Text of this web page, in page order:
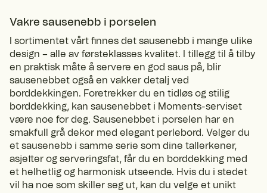
Vakre sausenebb i porselen
I sortimentet vårt finnes det sausenebb i mange ulike
design – alle av førsteklasses kvalitet. I tillegg til å tilby
en praktisk måte å servere en god saus på, blir
sausenebbet også en vakker detalj ved
borddekkingen. Foretrekker du en tidløs og stilig
borddekking, kan sausenebbet i Moments-serviset
være noe for deg. Sausenebbet i porselen har en
smakfull grå dekor med elegant perlebord. Velger du
et sausenebb i samme serie som dine tallerkener,
asjetter og serveringsfat, får du en borddekking med
et helhetlig og harmonisk utseende. Hvis du i stedet
vil ha noe som skiller seg ut, kan du velge et unikt